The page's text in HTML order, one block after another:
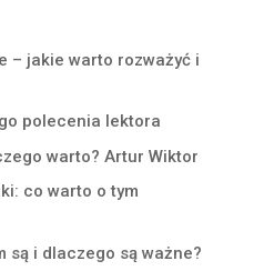
– jakie warto rozważyć i
polecenia lektora
warto? Artur Wiktor
co warto o tym
są i dlaczego są ważne?